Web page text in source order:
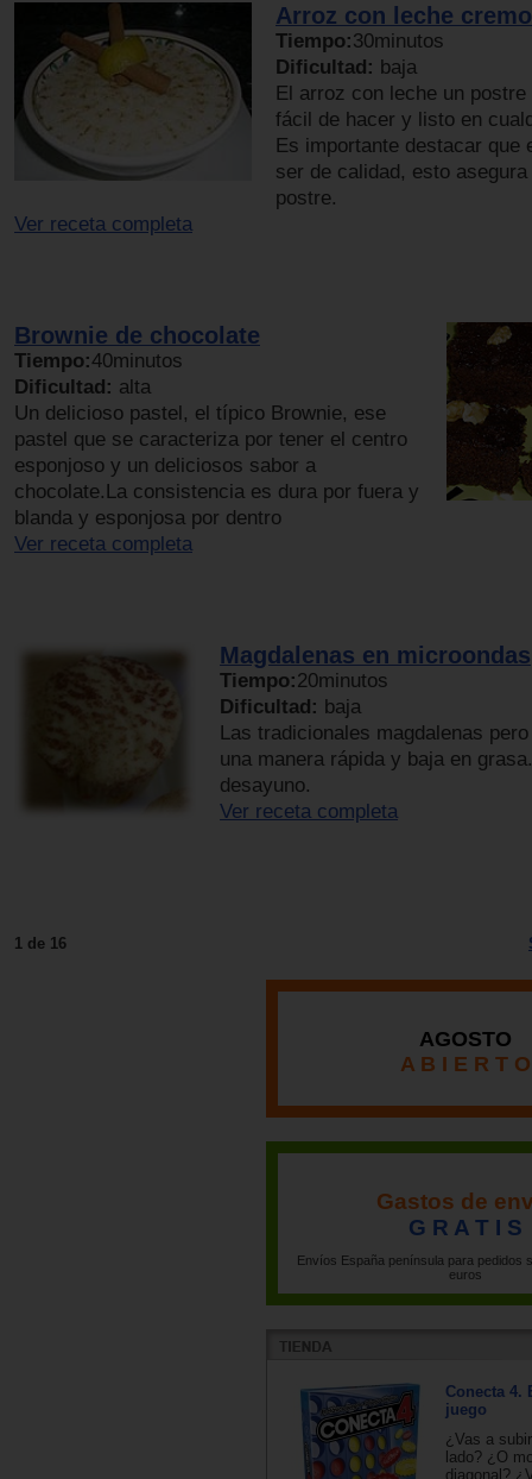
Arroz con leche
Tiempo:30minutos
Dificultad: baja
El arroz con leche un postre
fácil de hacer y listo en
Es importante destacar que
ser de calidad, esto
postre.
Ver receta completa
Brownie de chocolate
Tiempo:40minutos
Dificultad: alta
Un delicioso pastel, el típico Brownie, ese
pastel que se caracteriza por tener el centro
esponjoso y un deliciosos sabor a
chocolate.La consistencia es dura por fuera y
blanda y esponjosa por dentro
Ver receta completa
Magdalenas en microondas
Tiempo:20minutos
Dificultad: baja
Las tradicionales magdalenas
una manera rápida y baja en
desayuno.
Ver receta completa
1 de 16
AGOSTO
A B I E R T O
Gastos de
G R A T I S
Envíos España península para pedidos
euros
Conecta 4.
juego
¿Vas a
lado? ¿O
diagonal?